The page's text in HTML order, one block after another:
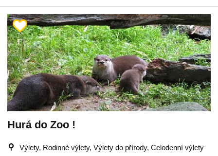
Hurá do Zoo !
Výlety, Rodinné výlety, Výlety do přírody, Celodenní výlety